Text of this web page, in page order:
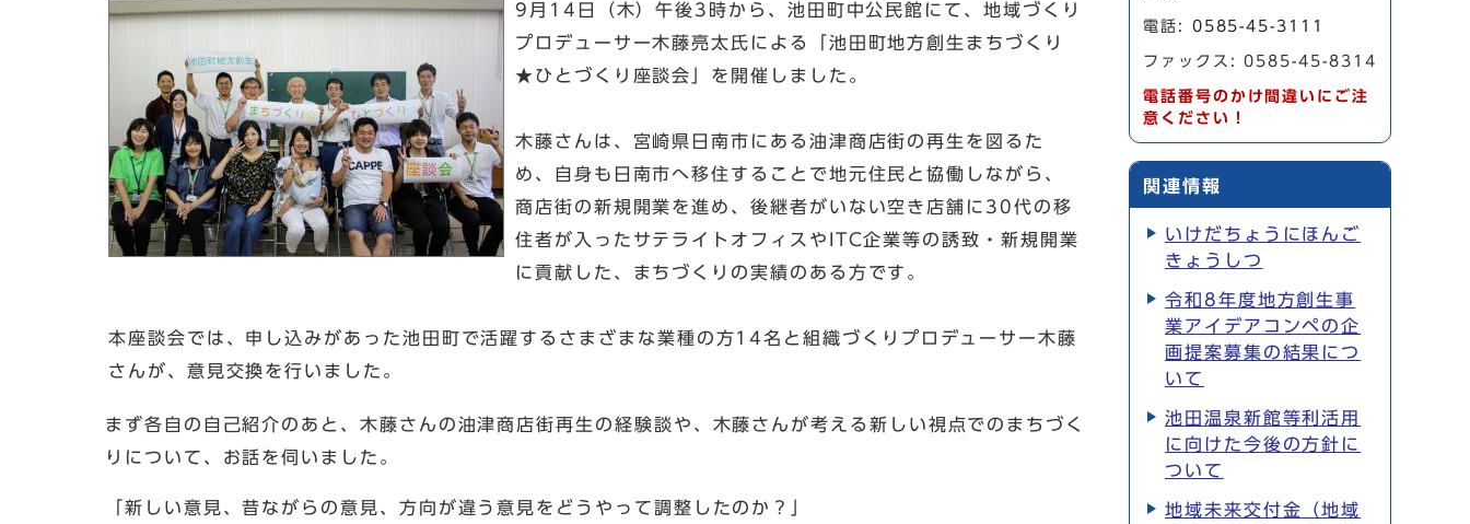
9月14日（木）午後3時から、池田町中公民館にて、地域づくり
プロデューサー木藤亮太氏による「池田町地方創生まちづくり
★ひとづくり座談会」を開催しました。
木藤さんは、宮崎県日南市にある油津商店街の再生を図るた
め、自身も日南市へ移住することで地元住民と協働しながら、
商店街の新規開業を進め、後継者がいない空き店舗に30代の移
住者が入ったサテライトオフィスやITC企業等の誘致・新規開業
に貢献した、まちづくりの実績のある方です。
本座談会では、申し込みがあった池田町で活躍するさまざまな業種の方14名と組織づくりプロデューサー木藤
さんが、意見交換を行いました。
まず各自の自己紹介のあと、木藤さんの油津商店街再生の経験談や、木藤さんが考える新しい視点でのまちづく
りについて、お話を伺いました。
「新しい意見、昔ながらの意見、方向が違う意見をどうやって調整したのか？」
電話: 0585-45-3111
ファックス: 0585-45-8314
電話番号のかけ間違いにご注
意ください！
関連情報
いけだちょうにほんご
きょうしつ
令和8年度地方創生事
業アイデアコンペの企
画提案募集の結果につ
いて
池田温泉新館等利活用
に向けた今後の方針に
ついて
地域未来交付金（地域